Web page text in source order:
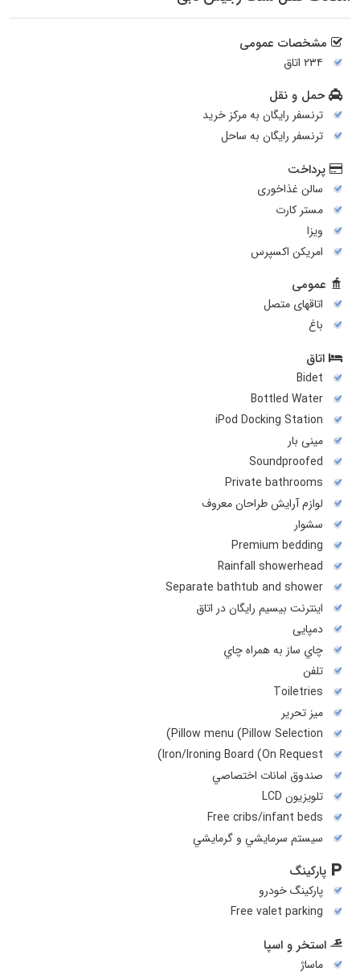
مشخصات عمومی
۲۳۴ اتاق
حمل و نقل
ترنسفر رایگان به مرکز خرید
ترنسفر رایگان به ساحل
پرداخت
سالن غذاخوری
مستر کارت
ویزا
امریکن اکسپرس
عمومی
اتاقهای متصل
باغ
اتاق
Bidet
Bottled Water
iPod Docking Station
مینی بار
Soundproofed
Private bathrooms
لوازم آرایش طراحان معروف
سشوار
Premium bedding
Rainfall showerhead
Separate bathtub and shower
اینترنت بیسیم رایگان در اتاق
دمپایی
چاي ساز به همراه چاي
تلفن
Toiletries
میز تحریر
Pillow menu (Pillow Selection)
Iron/Ironing Board (On Request)
صندوق امانات اختصاصي
تلويزيون LCD
Free cribs/infant beds
سيستم سرمايشي و گرمايشي
پارکینگ
پارکینگ خودرو
Free valet parking
استخر و اسپا
ماساژ